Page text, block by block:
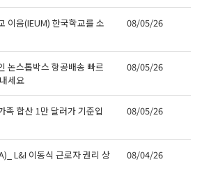
이음(IEUM) 한국학교를 소
08/05/26
논스톱박스 항공배송 빠르
세요
08/05/26
족 합산 1만 달러가 기준입
08/05/26
L&I 이동식 근로자 권리 상
08/04/26